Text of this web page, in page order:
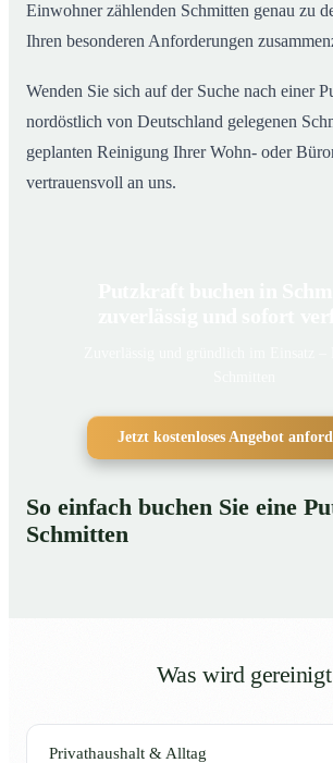
Einwohner zählenden Schmitten genau zu
Ihren besonderen Anforderungen
Wenden Sie sich auf der Suche nach einer
nordöstlich von Deutschland gelegenen
geplanten Reinigung Ihrer Wohn- oder
vertrauensvoll an uns.
Jetzt kostenloses Angebot
So einfach buchen Sie eine
Schmitten
Was wird gereinigt
Privathaushalt & Alltag